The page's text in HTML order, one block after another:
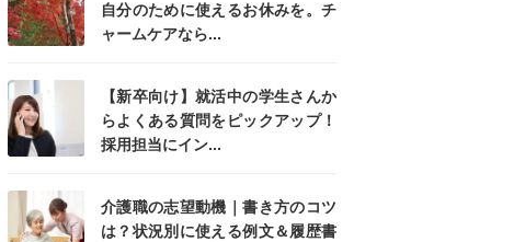
自分のために使えるお休みを。チ
ャームケアなら...
【新卒向け】就活中の学生さんか
らよくある質問をピックアップ！
採用担当にイン...
介護職の志望動機｜書き方のコツ
は？状況別に使える例文＆履歴書